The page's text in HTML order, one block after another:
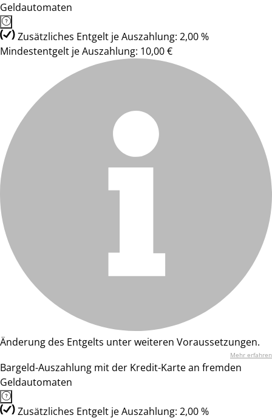
Geldautomaten
Zusätzliches Entgelt je Auszahlung: 2,00 %
Mindestentgelt je Auszahlung: 10,00 €
Änderung des Entgelts unter weiteren Voraussetzungen.
Mehr erfahren
Bargeld-Auszahlung mit der Kredit-Karte an fremden
Geldautomaten
Zusätzliches Entgelt je Auszahlung: 2,00 %